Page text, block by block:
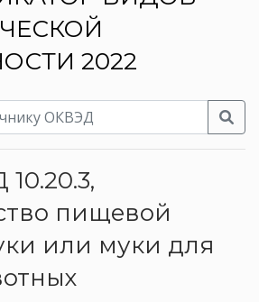
2022
пищевой
или муки для